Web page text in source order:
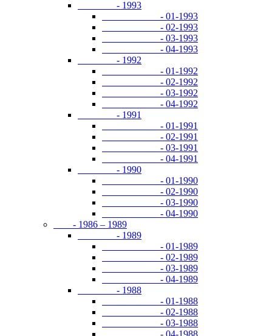
- 1993
- 01-1993
- 02-1993
- 03-1993
- 04-1993
- 1992
- 01-1992
- 02-1992
- 03-1992
- 04-1992
- 1991
- 01-1991
- 02-1991
- 03-1991
- 04-1991
- 1990
- 01-1990
- 02-1990
- 03-1990
- 04-1990
- 1986 – 1989
- 1989
- 01-1989
- 02-1989
- 03-1989
- 04-1989
- 1988
- 01-1988
- 02-1988
- 03-1988
- 04-1988